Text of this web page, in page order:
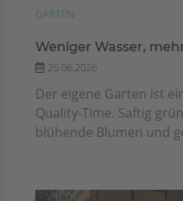
GARTEN
Weniger Wasser,
25.06.2026
Der eigene Garten ist
Quality-Time. Saftig
blühende Blumen und